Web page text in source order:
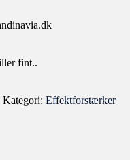
fint..
Kategori: Effektforstærker